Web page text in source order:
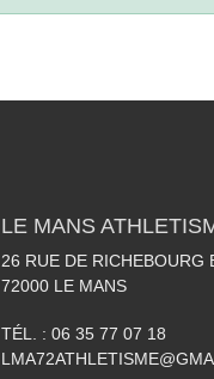
LE MANS
26 RUE DE RICHEBOURG
72000 LE MANS
TÉL. : 06 35 77 07 18